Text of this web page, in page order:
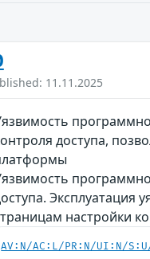
11.11.2025
доступа,
Эксплуатация
настройки
AV:N/AC:L/PR:N/UI:N/